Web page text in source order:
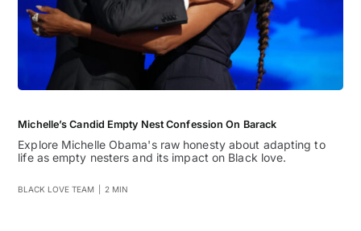
Michelle’s Candid Empty Nest Confession On Barack
Explore Michelle Obama's raw honesty about adapting to
life as empty nesters and its impact on Black love.
BLACK LOVE TEAM 2 MIN